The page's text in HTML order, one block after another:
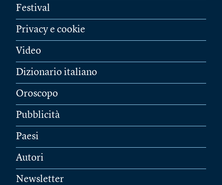
Festival
Privacy e cookie
Video
Dizionario italiano
Oroscopo
Pubblicità
Paesi
Autori
Newsletter